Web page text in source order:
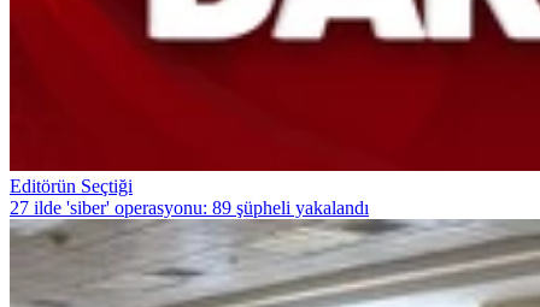
Editörün Seçtiği
27 ilde 'siber' operasyonu: 89 şüpheli yakalandı